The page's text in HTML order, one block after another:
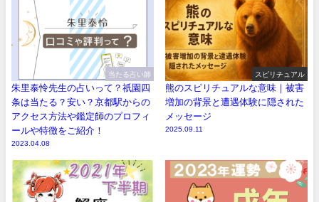
当たる占い師
朱里泰怜先生の占いって？祇園四
条は当たる？安い？京都駅からの
アクセス方法や鑑定師のプロフィ
ールや特徴をご紹介！
2023.04.08
スピリチュアル
熊のスピリチュアルな意味｜被害
増加の背景と遭遇体験に隠された
メッセージ
2025.09.11